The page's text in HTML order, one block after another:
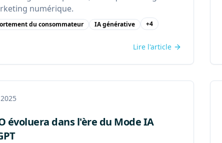
numérique.
du consommateur IA générative +4
Lire l'article
évoluera dans l'ère du Mode IA